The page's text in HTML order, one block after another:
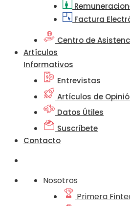
Factura
Centro de
Artículos
Informativos
Entrevistas
Artículos de
Datos Útiles
Suscríbete
Contacto
Nosotros
Primera